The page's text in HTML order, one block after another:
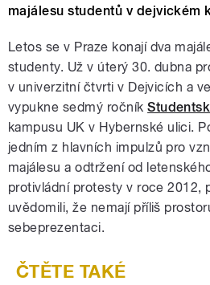
majálesu studentů v dejvickém
Letos se v Praze konají dva
studenty. Už v úterý 30. dubna
v univerzitní čtvrti v Dejvicích a
vypukne sedmý ročník
kampusu UK v Hybernské ulici.
jedním z hlavních impulzů pro
majálesu a odtržení od
protivládní protesty v roce 2012,
uvědomili, že nemají příliš
sebeprezentaci.